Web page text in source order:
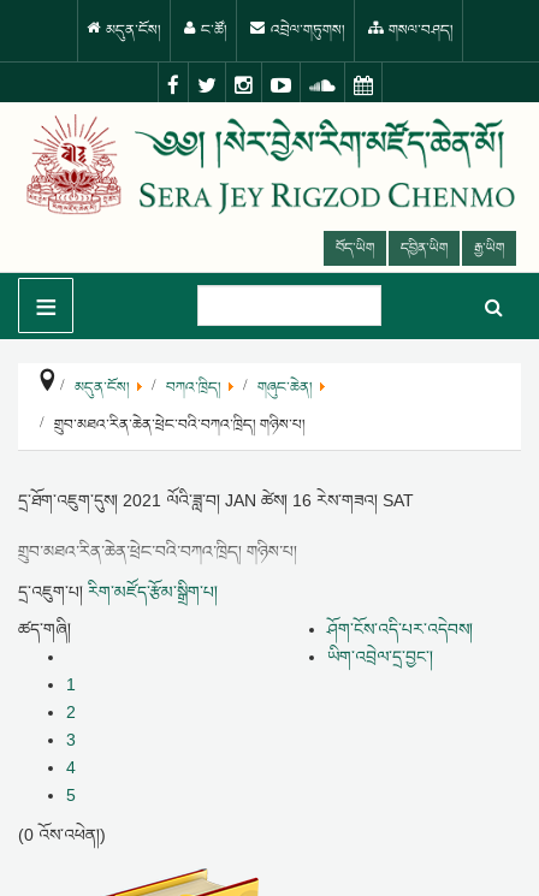
མདུན་ངོས། ང་ཚོ། འབྲེལ་གཏུགས། གསལ་བཤད།
བོད་ཡིག དབྱིན་ཡིག རྒྱ་ཡིག
≡
མདུན་ངོས། བཀའ་ཁྲིད།
གཞུང་ཆེན།
གྲུབ་མཐའ་རིན་ཆེན་ཕྲེང་བའི་བཀའ་ཁྲིད། གཉིས་པ།
དྲ་ཐོག་འཇུག་དུས། 2021 ལོའི་ཟླ་བ། JAN ཚེས། 16 རེས་གཟའ། SAT
གྲུབ་མཐའ་རིན་ཆེན་ཕྲེང་བའི་བཀའ་ཁྲིད། གཉིས་པ།
དྲ་འཇུག་པ། རིག་མཛོད་རྩོམ་སྒྲིག་པ།
ཤོག་ངོས་འདི་པར་འདེབས།
ཡིག་འབྲེལ་དྲ་བྱང་།
ཚད་གཞི།
1
2
3
4
5
(0 འོས་འཕེན།)